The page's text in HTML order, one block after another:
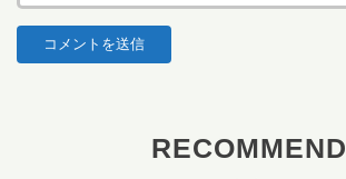
RECOMMEND